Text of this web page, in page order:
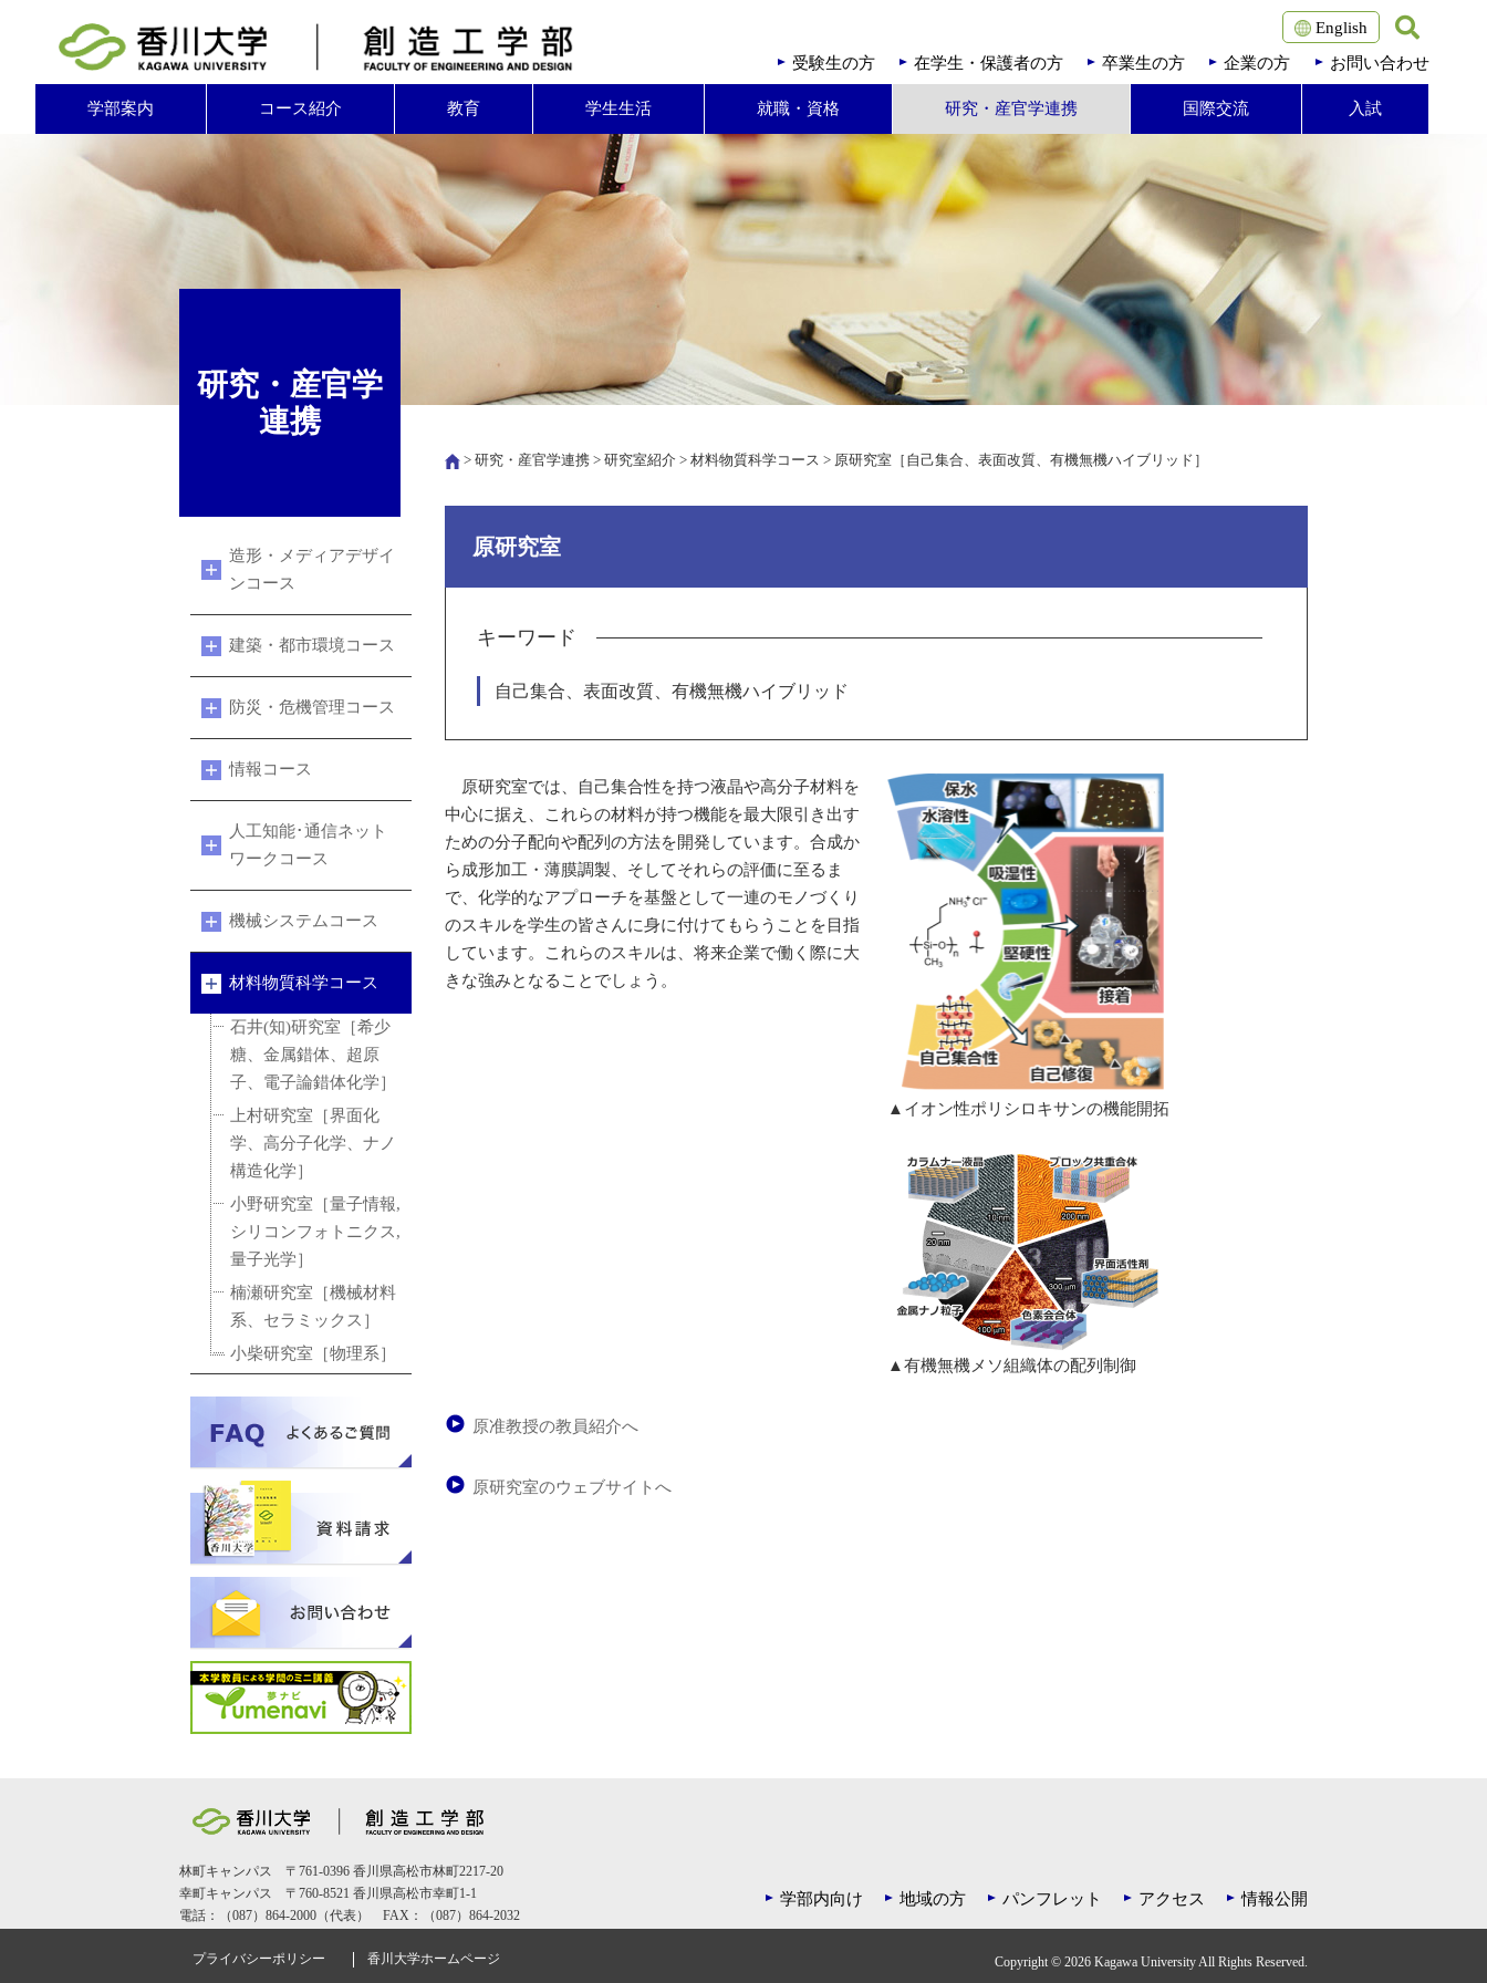
English
受験生の方
在学生・保護者の方 卒業生の方 企業の方 お問い合わせ
学部案内 コース紹介 教育 学生生活 就職・資格 研究・産官学連携 国際交流 入試
研究・産官学
連携
> 研究・産官学連携 > 研究室紹介 > 材料物質科学コース > 原研究室［自己集合、表面改質、有機無機ハイブリッド］
原研究室
キーワード
自己集合、表面改質、有機無機ハイブリッド
原研究室では、自己集合性を持つ液晶や高分子材料を
中心に据え、これらの材料が持つ機能を最大限引き出す
ための分子配向や配列の方法を開発しています。合成か
ら成形加工・薄膜調製、そしてそれらの評価に至るま
で、化学的なアプローチを基盤として一連のモノづくり
のスキルを学生の皆さんに身に付けてもらうことを目指
しています。これらのスキルは、将来企業で働く際に大
きな強みとなることでしょう。
▲イオン性ポリシロキサンの機能開拓
▲有機無機メソ組織体の配列制御
原准教授の教員紹介へ
原研究室のウェブサイトへ
造形・メディアデザイ
ンコース
建築・都市環境コース
防災・危機管理コース
情報コース
人工知能･通信ネット
ワークコース
機械システムコース
材料物質科学コース
石井(知)研究室［希少
糖、金属錯体、超原
子、電子論錯体化学］
上村研究室［界面化
学、高分子化学、ナノ
構造化学］
小野研究室［量子情報,
シリコンフォトニクス,
量子光学］
楠瀬研究室［機械材料
系、セラミックス］
小柴研究室［物理系］
林町キャンパス 〒761-0396 香川県高松市林町2217-20
幸町キャンパス 〒760-8521 香川県高松市幸町1-1
電話：（087）864-2000（代表） FAX：（087）864-2032
学部内向け 地域の方 パンフレット アクセス 情報公開
プライバシーポリシー 香川大学ホームページ Copyright © 2026 Kagawa University All Rights Reserved.